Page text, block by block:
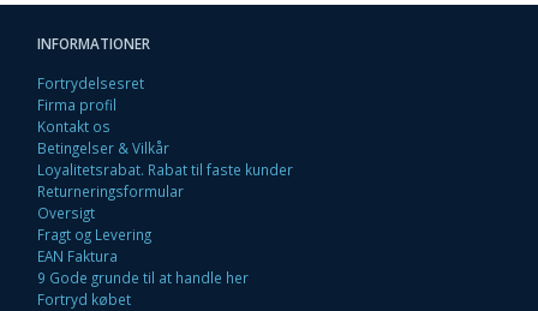
INFORMATIONER
Fortrydelsesret
Firma profil
Kontakt os
Betingelser & Vilkår
Loyalitetsrabat. Rabat til faste kunder
Returneringsformular
Oversigt
Fragt og Levering
EAN Faktura
9 Gode grunde til at handle her
Fortryd købet